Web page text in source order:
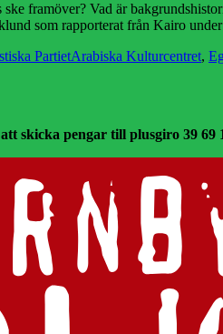
framöver? Vad är
som rapporterat från Kairo
PartietEtiketter
Arabiska Kulturcentret,
skicka pengar till plusgiro 39 69